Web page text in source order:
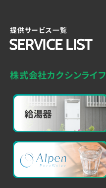
提供サービス一覧
SERVICE LIST
株式会社カクシンライフ